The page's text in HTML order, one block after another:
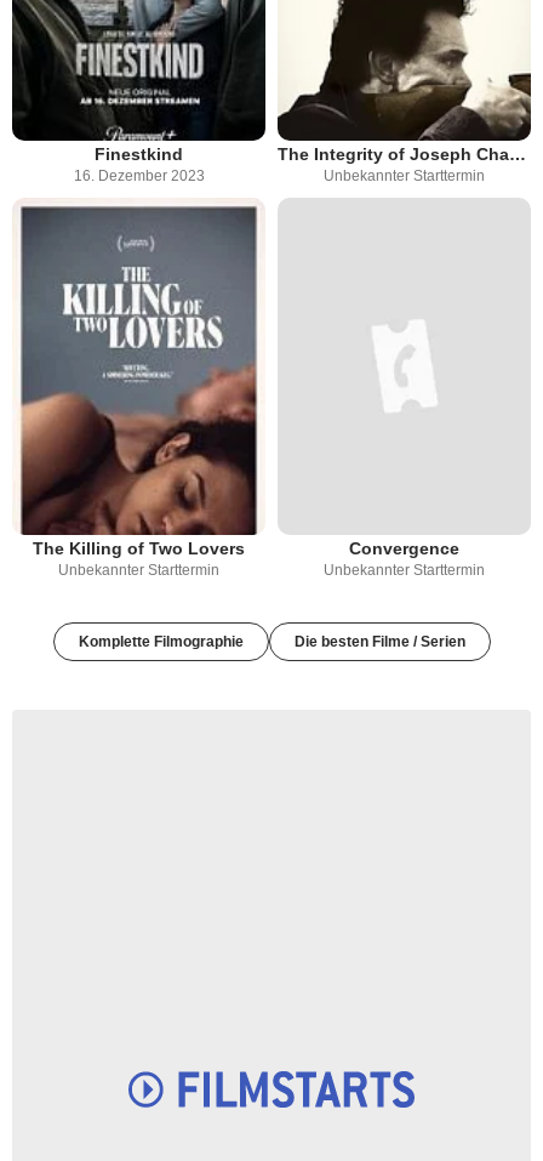
Finestkind
16. Dezember 2023
The Integrity of Joseph Chambers
Unbekannter Starttermin
The Killing of Two Lovers
Unbekannter Starttermin
Convergence
Unbekannter Starttermin
Komplette Filmographie Die besten Filme / Serien